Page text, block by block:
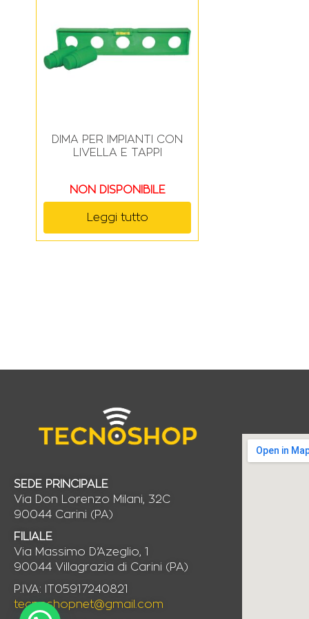
DIMA PER IMPIANTI CON
LIVELLA E TAPPI
NON DISPONIBILE
Leggi tutto
SEDE PRINCIPALE
Via Don Lorenzo Milani, 32C
90044 Carini (PA)
FILIALE
Via Massimo D’Azeglio, 1
90044 Villagrazia di Carini (PA)
P.IVA: IT05917240821
tecnoshopnet@gmail.com